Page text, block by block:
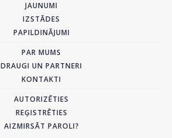
JAUNUMI
IZSTĀDES
PAPILDINĀJUMI
PAR MUMS
DRAUGI UN PARTNERI
KONTAKTI
AUTORIZĒTIES
REĢISTRĒTIES
AIZMIRSĀT PAROLI?